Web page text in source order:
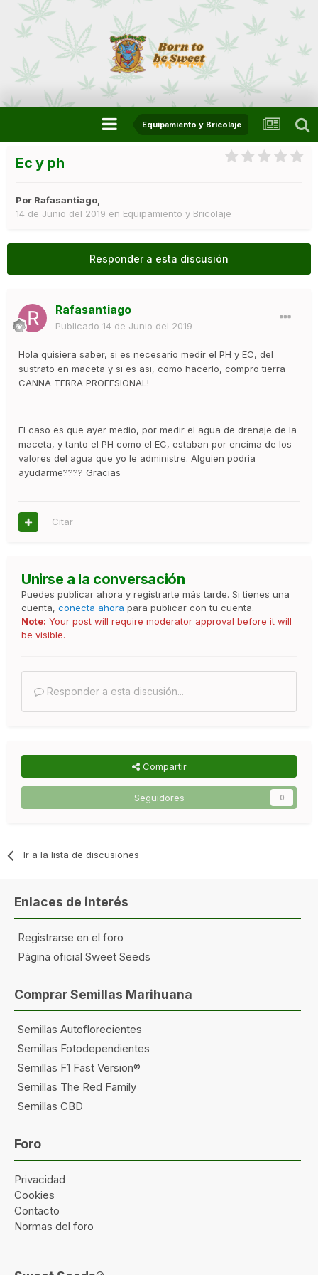
Equipamiento y Bricolaje
Ec y ph
Por Rafasantiago,
14 de Junio del 2019 en Equipamiento y Bricolaje
Responder a esta discusión
Rafasantiago
Publicado 14 de Junio del 2019
Hola quisiera saber, si es necesario medir el PH y EC, del
sustrato en maceta y si es asi, como hacerlo, compro tierra
CANNA TERRA PROFESIONAL!
El caso es que ayer medio, por medir el agua de drenaje de la
maceta, y tanto el PH como el EC, estaban por encima de los
valores del agua que yo le administre. Alguien podria
ayudarme???? Gracias
Citar
Unirse a la conversación
Puedes publicar ahora y registrarte más tarde. Si tienes una
cuenta, conecta ahora para publicar con tu cuenta.
Note: Your post will require moderator approval before it will
be visible.
Responder a esta discusión...
Compartir
Seguidores 0
Ir a la lista de discusiones
Enlaces de interés
Registrarse en el foro
Página oficial Sweet Seeds
Comprar Semillas Marihuana
Semillas Autoflorecientes
Semillas Fotodependientes
Semillas F1 Fast Version®
Semillas The Red Family
Semillas CBD
Foro
Privacidad
Cookies
Contacto
Normas del foro